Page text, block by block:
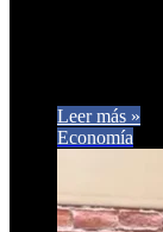
Leer más »
Economía